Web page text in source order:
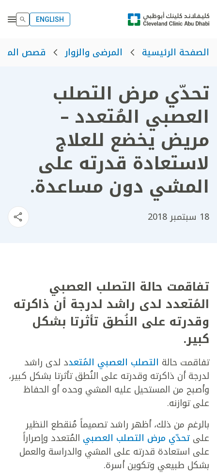
ENGLISH
الصفحة الرئيسية المرضى والزوار قصص
تحدّي مرض التصلب
العصبي المُتعدد –
مريض يخضع للعلاج
لاستعادة قدرته على
المشي دون مساعدة.
18 سبتمبر 2018
تفاقمت حالة التصلب العصبي
المُتعدد لدى راشد لدرجة أن ذاكرته
وقدرته على النُطق تأثرتا بشكل
كبير.
تفاقمت حالة التصلب العصبي المُتعدد لدى راشد
لدرجة أن ذاكرته وقدرته على النُطق تأثرتا بشكل كبير،
وأصبح من المستحيل عليه المشي وحده أو الحفاظ
على توازنه.
بالرغم من ذلك، أظهر راشد تصميماً مُنقطع النظير
على تحدّي مرض التصلب العصبي المُتعدد وإصراراً
على استعادة قدرته على المشي والدراسة والعمل
بشكل طبيعي وتكوين أسرة.